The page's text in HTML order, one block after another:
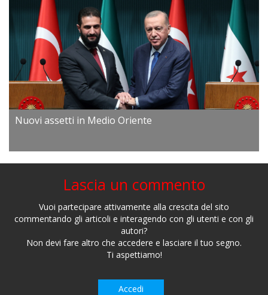
Nuovi assetti in Medio Oriente
Lascia un commento
Vuoi partecipare attivamente alla crescita del sito
commentando gli articoli e interagendo con gli utenti e con gli
autori?
Non devi fare altro che accedere e lasciare il tuo segno.
Ti aspettiamo!
Accedi